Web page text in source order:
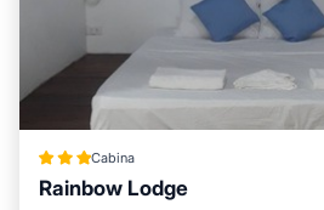
Cabina
Rainbow Lodge